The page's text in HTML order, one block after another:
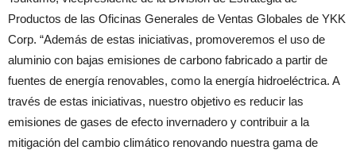
Productos de las Oficinas Generales de Ventas Globales de YKK
Corp. “Además de estas iniciativas, promoveremos el uso de
aluminio con bajas emisiones de carbono fabricado a partir de
fuentes de energía renovables, como la energía hidroeléctrica. A
través de estas iniciativas, nuestro objetivo es reducir las
emisiones de gases de efecto invernadero y contribuir a la
mitigación del cambio climático renovando nuestra gama de